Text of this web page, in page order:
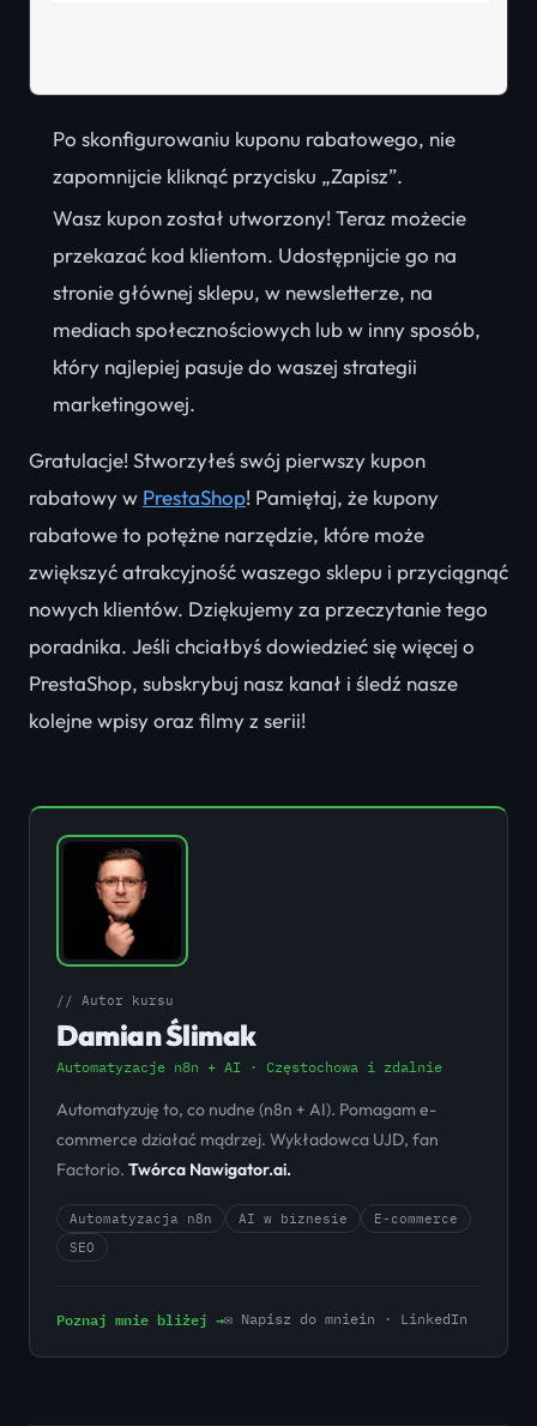
Po skonfigurowaniu kuponu rabatowego, nie
zapomnijcie kliknąć przycisku „Zapisz”.
Wasz kupon został utworzony! Teraz możecie
przekazać kod klientom. Udostępnijcie go na
stronie głównej sklepu, w newsletterze, na
mediach społecznościowych lub w inny sposób,
który najlepiej pasuje do waszej strategii
marketingowej.
Gratulacje! Stworzyłeś swój pierwszy kupon
rabatowy w PrestaShop! Pamiętaj, że kupony
rabatowe to potężne narzędzie, które może
zwiększyć atrakcyjność waszego sklepu i przyciągnąć
nowych klientów. Dziękujemy za przeczytanie tego
poradnika. Jeśli chciałbyś dowiedzieć się więcej o
PrestaShop, subskrybuj nasz kanał i śledź nasze
kolejne wpisy oraz filmy z serii!
// Autor kursu
Damian Ślimak
Automatyzacje n8n + AI · Częstochowa i zdalnie
Automatyzuję to, co nudne (n8n + AI). Pomagam e-
commerce działać mądrzej. Wykładowca UJD, fan
Factorio. Twórca Nawigator.ai.
Automatyzacja n8n AI w biznesie
E-commerce
SEO
Poznaj mnie bliżej →✉ Napisz do mniein · LinkedIn